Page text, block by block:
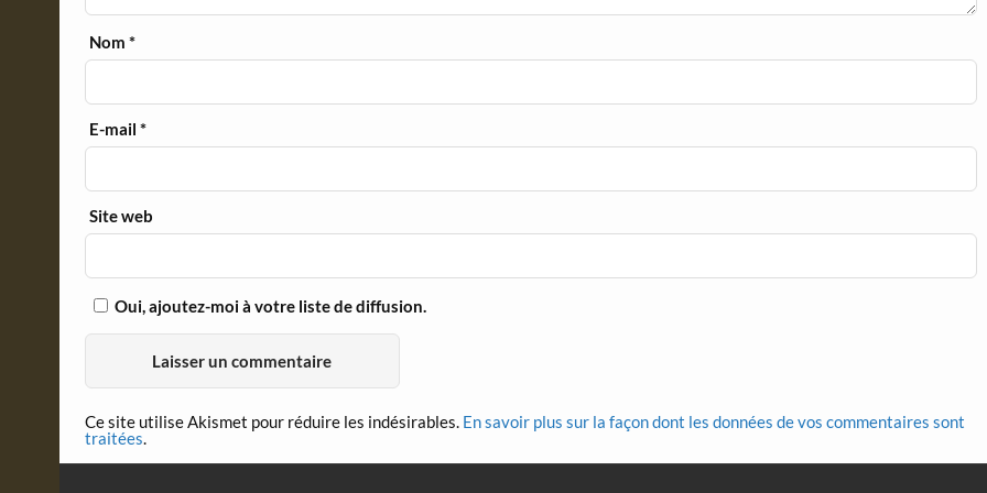
Nom*
E-mail*
Site web
Oui, ajoutez-moi à votre liste de diffusion.
Ce site utilise Akismet pour réduire les indésirables. En savoir plus sur la façon dont les données de vos commentaires sont
traitées.